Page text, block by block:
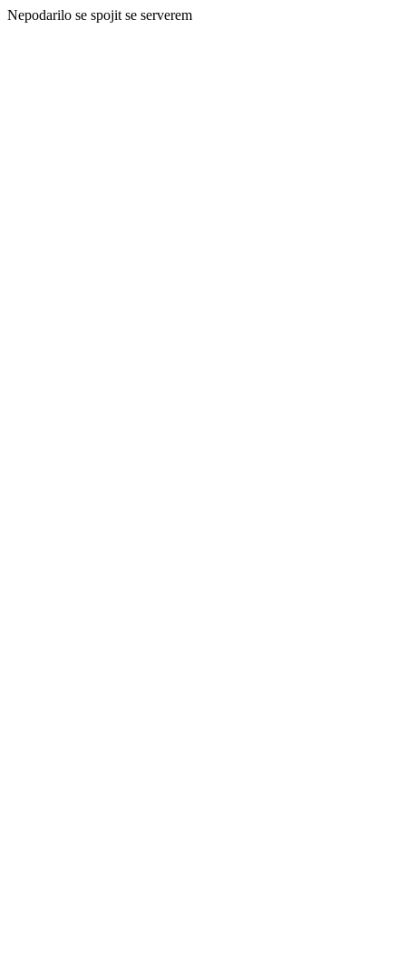
Nepodarilo se spojit se serverem